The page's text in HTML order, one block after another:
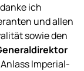
ich
und allen
sowie den
Imperial-